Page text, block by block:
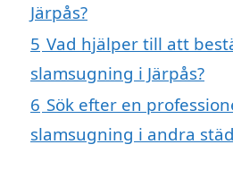
Järpås?
5 Vad hjälper till att
slamsugning i Järpås?
6 Sök efter en
slamsugning i andra